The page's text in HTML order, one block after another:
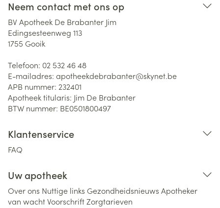
Neem contact met ons op
BV Apotheek De Brabanter Jim
Edingsesteenweg 113
1755 Gooik
Telefoon: 02 532 46 48
E-mailadres: apotheekdebrabanter@skynet.be
APB nummer: 232401
Apotheek titularis: Jim De Brabanter
BTW nummer: BE0501800497
Klantenservice
FAQ
Uw apotheek
Over ons Nuttige links Gezondheidsnieuws Apotheker
van wachtVoorschriftZorgtarieven